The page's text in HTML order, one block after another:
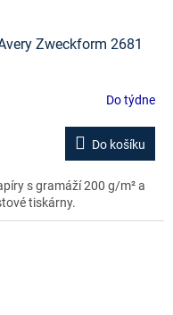
Zweckform 2681
Do týdne
Do košíku
s gramáží 200 g/m² a
tiskárny.